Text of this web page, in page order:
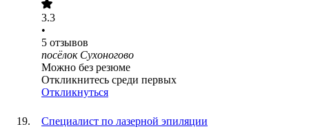
3.3
•
5 отзывов
посёлок Сухоногово
Можно без резюме
Откликнитесь среди первых
Откликнуться
Специалист по лазерной эпиляции